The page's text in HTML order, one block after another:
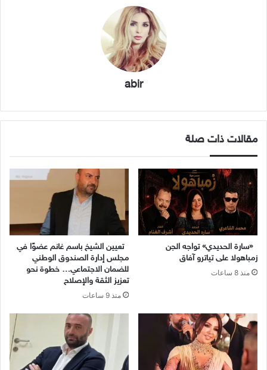
abir
مقالات ذات صلة
«سارة الحديدي» تواجه الجن
زمباهولا على تياترو آفاق
منذ 8 ساعات
تعيين الشيخ باسم غانم عضوًا في
مجلس إدارة الصندوق الوطني
للضمان الاجتماعي… خطوة نحو
تعزيز الثقة والإصلاح
منذ 9 ساعات